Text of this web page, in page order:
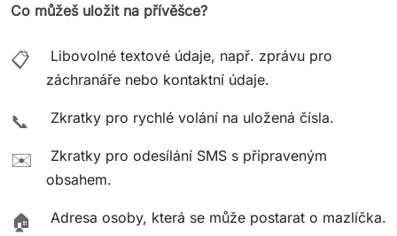
Co můžeš uložit na přívěšce?
📋
Libovolné textové údaje, např. zprávu pro
záchranáře nebo kontaktní údaje.
📞 Zkratky pro rychlé volání na uložená čísla.
✉️
Zkratky pro odesílání SMS s připraveným
obsahem.
🏠 Adresa osoby, která se může postarat o mazlíčka.